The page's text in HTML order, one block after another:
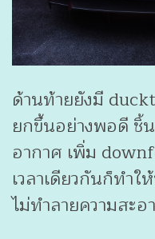
ด้านท้ายยังมี
ยกขึ้นอย่างพอดี ชิ้
อากาศ เพิ่ม
เวลาเดียวกันก็ทำ
ไม่ทำลายความสะ